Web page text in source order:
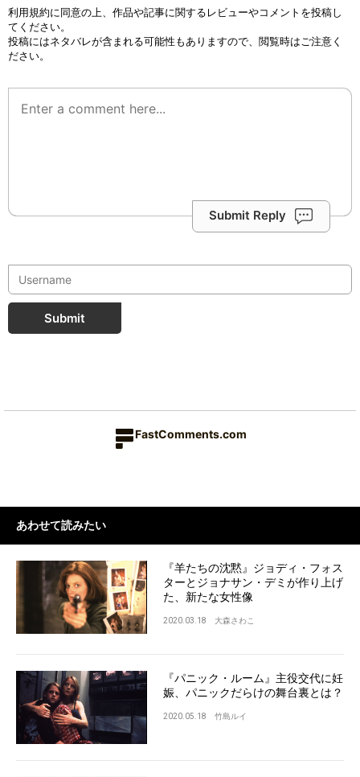
利用規約に同意の上、作品や記事に関するレビューやコメントを投稿し
てください。
投稿にはネタバレが含まれる可能性もありますので、閲覧時はご注意く
ださい。
Submit Reply
Submit
FastComments.com
あわせて読みたい
『羊たちの沈黙』ジョディ・フォス
ターとジョナサン・デミが作り上げ
た、新たな女性像
2020.03.18 大森さわこ
『パニック・ルーム』主役交代に妊
娠、パニックだらけの舞台裏とは？
2020.05.18 竹島ルイ